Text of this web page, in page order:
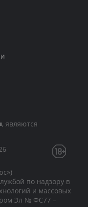
являются
по надзору в
и массовых
Эл № ФС77 –